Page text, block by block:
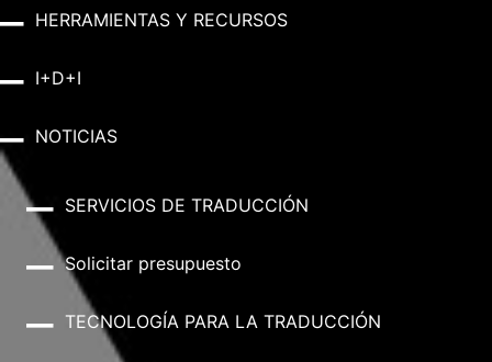
HERRAMIENTAS Y RECURSOS
I+D+I
NOTICIAS
SERVICIOS DE TRADUCCIÓN
Solicitar presupuesto
TECNOLOGÍA PARA LA TRADUCCIÓN